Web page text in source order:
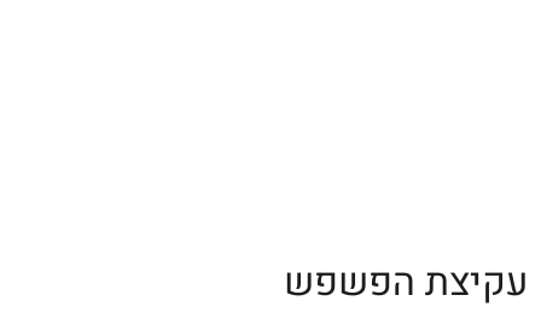
הפשפש